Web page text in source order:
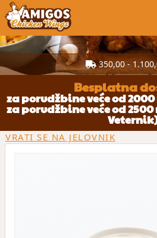
Poruči
Blog
Moj
350,00 -
Besplatna
za porudžbine veće od
za porudžbine veće od
VRATI SE NA JELOVNIK